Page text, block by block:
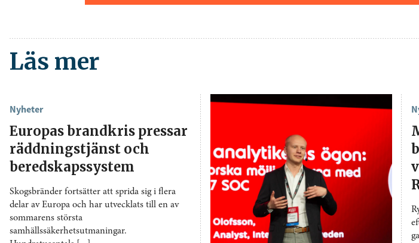
Läs mer
Nyheter
Europas brandkris pressar
räddningstjänst och
beredskapssystem
Skogsbränder fortsätter att sprida sig i flera
delar av Europa och har utvecklats till en av
sommarens största
samhällssäkerhetsutmaningar.